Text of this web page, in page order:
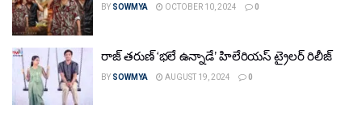
BY SOWMYA OCTOBER 10, 2024 0
రాజ్ తరుణ్ ‘భలే ఉన్నాడే’ హిలేరియస్ ట్రైలర్ రిలీజ్
BY SOWMYA AUGUST 19, 2024 0